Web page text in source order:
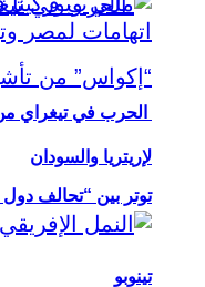
توتر بين “تحالف
تينوبو
الحرب في تيغراي
لإريتريا والسودان